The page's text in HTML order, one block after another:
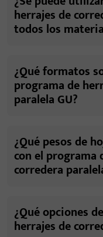
herrajes de
todos los
¿Qué formatos
programa de
paralela GU?
¿Qué pesos de
con el programa
corredera
¿Qué opciones
herrajes de